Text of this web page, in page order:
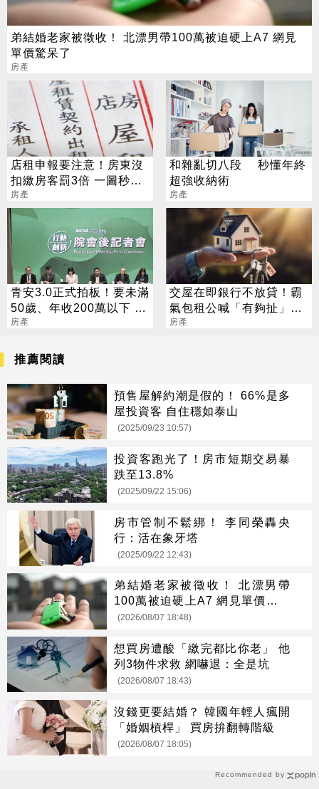
弟結婚老家被徵收！ 北漂男帶100萬被迫硬上A7 網見
單價驚呆了
房產
店租申報要注意！房東沒
扣繳房客罰3倍 一圖秒懂
稅務怎麼算
房產
和雜亂切八段 秒懂年終
超強收納術
房產
青安3.0正式拍板！要未滿
50歲、年收200萬以下 最
高可貸1500萬
房產
交屋在即銀行不放貸！霸
氣包租公喊「有夠扯」：
只好全款買房
房產
Recommended by
推薦閱讀
預售屋解約潮是假的！ 66%是多
屋投資客 自住穩如泰山
(2025/09/23 10:57)
投資客跑光了！房市短期交易暴
跌至13.8%
(2025/09/22 15:06)
房市管制不鬆綁！ 李同榮轟央
行：活在象牙塔
(2025/09/22 12:43)
弟結婚老家被徵收！ 北漂男帶
100萬被迫硬上A7 網見單價驚呆
了
(2026/08/07 18:48)
想買房遭酸「繳完都比你老」 他
列3物件求救 網嚇退：全是坑
(2026/08/07 18:43)
沒錢更要結婚？ 韓國年輕人瘋開
「婚姻槓桿」 買房拚翻轉階級
(2026/08/07 18:05)